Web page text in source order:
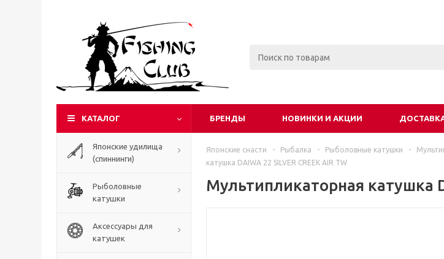
КАТАЛОГ БРЕНДЫ НОВИНКИ И АКЦИИ
Японские удилища
(спиннинги)
Рыболовные
катушки
Аксессуары для
катушек
Японские снасти - Рыбалка - Рыболовные катушки -
катушка DAIWA 22 SILVER CREEK AIR TW
Мультипликаторная катушка